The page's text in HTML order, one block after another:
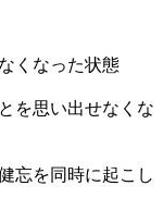
くなった状態
を思い出せなくな
忘を同時に起こし